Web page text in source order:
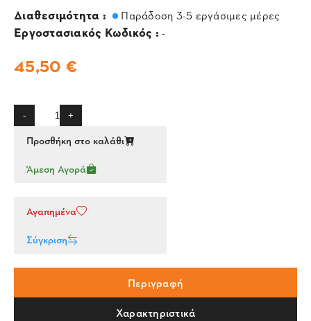
Διαθεσιμότητα : Παράδοση 3-5 εργάσιμες μέρες
Εργοστασιακός Κωδικός : -
45,50 €
- +
Προσθήκη στο καλάθι
Άμεση Αγορά
Αγαπημένα
Σύγκριση
Περιγραφή
Χαρακτηριστικά